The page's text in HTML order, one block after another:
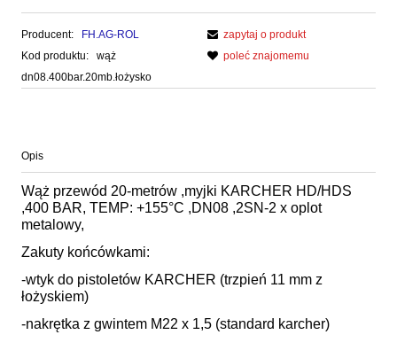
Producent:
FH.AG-ROL
Kod produktu:
wąż
dn08.400bar.20mb.łożysko
zapytaj o produkt
poleć znajomemu
Opis
Wąż przewód 20-metrów ,myjki KARCHER HD/HDS
,400 BAR, TEMP: +155°C ,DN08 ,2SN-2 x oplot
metalowy,
Zakuty końcówkami:
-wtyk do pistoletów KARCHER (trzpień 11 mm z
łożyskiem)
-nakrętka z gwintem M22 x 1,5 (standard karcher)